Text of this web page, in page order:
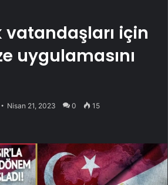
vatandaşları için
uygulamasını
Nisan 21, 2023 0 15